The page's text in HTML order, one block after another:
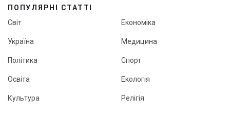
ПОПУЛЯРНІ СТАТТІ
Світ
Україна
Політика
Освіта
Культура
Економіка
Медицина
Спорт
Екологія
Релігія